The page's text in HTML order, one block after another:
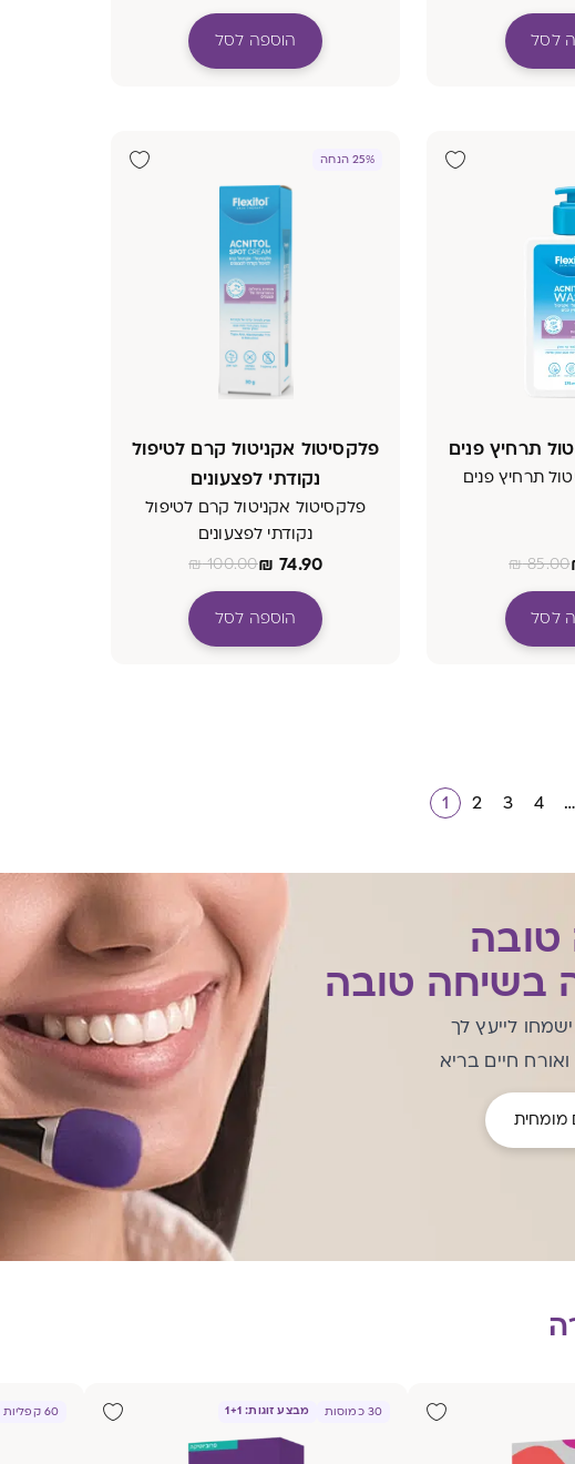
לסל הוספה לסל
תרחיץ פנים
תרחיץ פנים
₪85.00
לסל
25% הנחה
פלקסיטול אקניטול קרם לטיפול
נקודתי לפצעונים
פלקסיטול אקניטול קרם לטיפול
נקודתי לפצעונים
₪ 74.90
₪100.00
הוספה לסל
1 2 3 4 …
בשיחה טובה
לייעץ לך
חיים בריא
מומחית
30 כמוסות מבצע זוגות: 1+1 60 קפליות